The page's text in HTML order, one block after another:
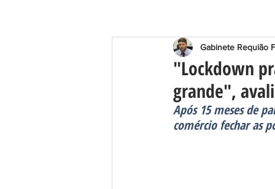
"Lockdown
grande",
Gabinete Requião
Após 15 meses de
comércio fechar as